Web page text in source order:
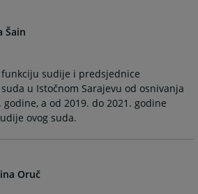
to
the
calendar
and
select
a
Press
Šain
sudije i predsjednice
u Istočnom Sarajevu od osnivanja
a od 2019. do 2021. godine
ovog suda.
Oruč